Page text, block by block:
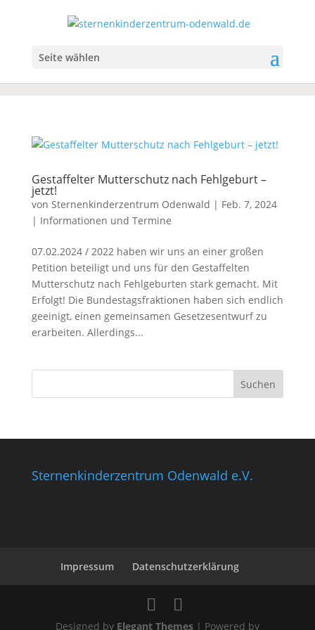
Seite wählen
Gestaffelter Mutterschutz nach Fehlgeburt –
jetzt!
von Sternenkinderzentrum Odenwald | Feb. 7, 2024
| Informationen und Termine
07.02.2024 / 2022 haben wir uns an einer großen
Petition beteiligt und uns für den Gestaffelten
Mutterschutz nach Fehlgeburten stark gemacht. Mit
Erfolgt! Die Bundestagsfraktionen haben sich endlich
geeinigt, einen gemeinsamen Gesetzesentwurf zu
erarbeiten. Allerdings...
Sternenkinderzentrum Odenwald e.V.
Impressum Datenschutzerklärung
Designed by Elegant Themes| Powered by